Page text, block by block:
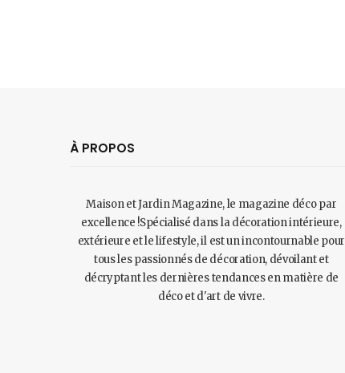
À PROPOS
Maison et Jardin Magazine, le magazine déco par
excellence !Spécialisé dans la décoration intérieure,
extérieure et le lifestyle, il est un incontournable pour
tous les passionnés de décoration, dévoilant et
décryptant les dernières tendances en matière de
déco et d'art de vivre.